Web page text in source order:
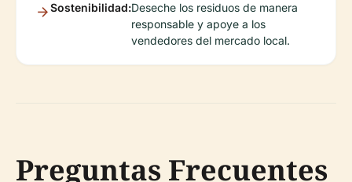
Sostenibilidad:Deseche los residuos de manera
responsable y apoye a los
vendedores del mercado local.
Preguntas Frecuentes